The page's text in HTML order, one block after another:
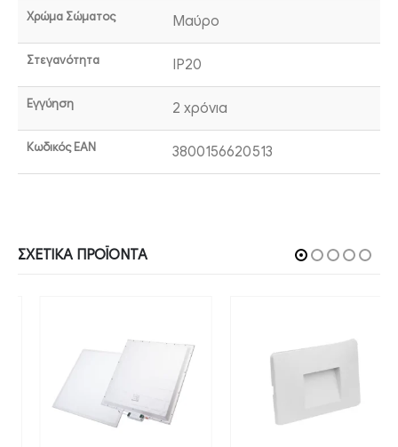
Χρώμα Σώματος Μαύρο
Στεγανότητα IP20
Εγγύηση 2 χρόνια
Κωδικός EAN 3800156620513
ΣΧΕΤΙΚΆ ΠΡΟΪΌΝΤΑ